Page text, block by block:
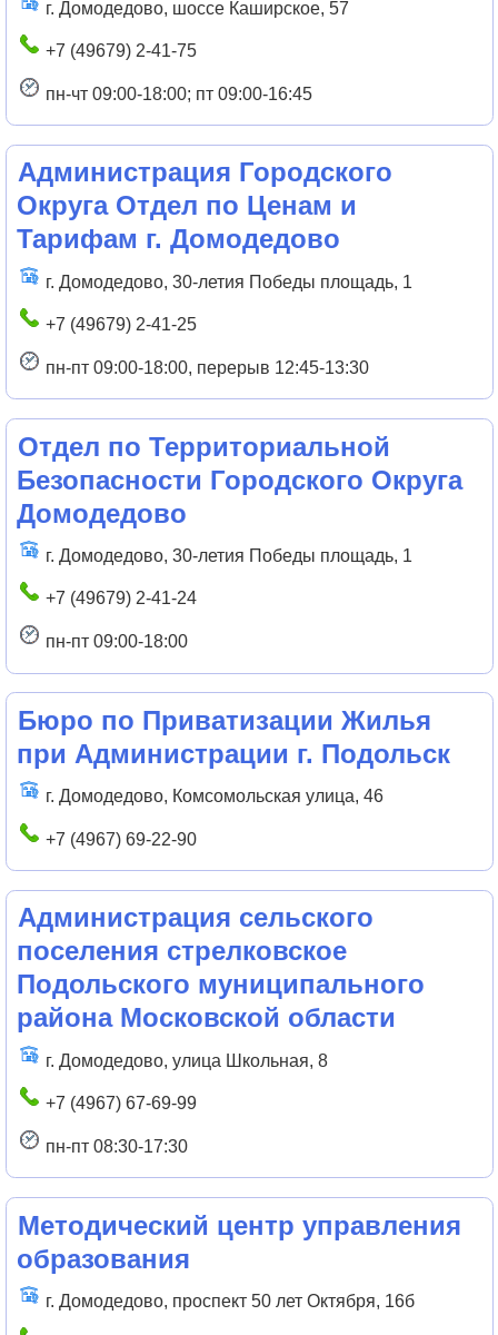
г. Домодедово, шоссе Каширское, 57
+7 (49679) 2-41-75
пн-чт 09:00-18:00; пт 09:00-16:45
Администрация Городского
Округа Отдел по Ценам и
Тарифам г. Домодедово
г. Домодедово, 30-летия Победы площадь, 1
+7 (49679) 2-41-25
пн-пт 09:00-18:00, перерыв 12:45-13:30
Отдел по Территориальной
Безопасности Городского Округа
Домодедово
г. Домодедово, 30-летия Победы площадь, 1
+7 (49679) 2-41-24
пн-пт 09:00-18:00
Бюро по Приватизации Жилья
при Администрации г. Подольск
г. Домодедово, Комсомольская улица, 46
+7 (4967) 69-22-90
Администрация сельского
поселения стрелковское
Подольского муниципального
района Московской области
г. Домодедово, улица Школьная, 8
+7 (4967) 67-69-99
пн-пт 08:30-17:30
Методический центр управления
образования
г. Домодедово, проспект 50 лет Октября, 16б